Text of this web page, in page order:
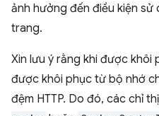
ảnh hưởng đến điều kiện
trang.
Xin lưu ý rằng khi được
được khôi phục từ bộ nhớ
đệm HTTP. Do đó, các chỉ